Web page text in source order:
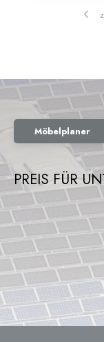
Möbelplaner
PREIS FÜR